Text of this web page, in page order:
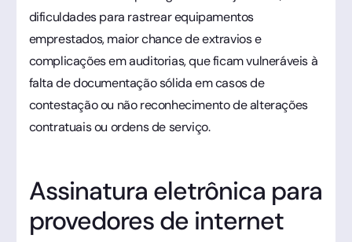
dificuldades para rastrear equipamentos
emprestados, maior chance de extravios e
complicações em auditorias, que ficam vulneráveis à
falta de documentação sólida em casos de
contestação ou não reconhecimento de alterações
contratuais ou ordens de serviço.
Assinatura eletrônica para
provedores de internet